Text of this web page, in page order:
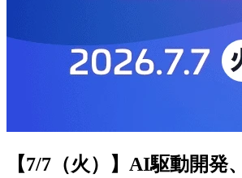
【7/7（火）】AI駆動開発